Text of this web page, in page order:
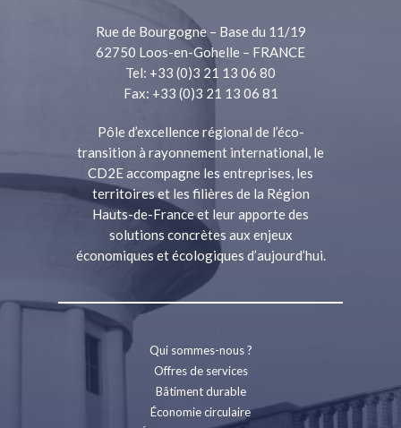
Rue de Bourgogne – Base du 11/19
62750 Loos-en-Gohelle – FRANCE
Tel: +33 (0)3 21 13 06 80
Fax: +33 (0)3 21 13 06 81
Pôle d’excellence régional de l’éco-
transition à rayonnement international, le
CD2E accompagne les entreprises, les
territoires et les filières de la Région
Hauts-de-France et leur apporte des
solutions concrètes aux enjeux
économiques et écologiques d’aujourd’hui.
Qui sommes-nous ?
Offres de services
Bâtiment durable
Économie circulaire